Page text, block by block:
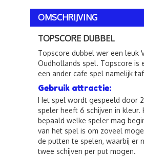
OMSCHRIJVING
TOPSCORE DUBBEL
Topscore dubbel wer een leuk
Oudhollands spel. Topscore is
een ander cafe spel namelijk
Gebruik attractie:
Het spel wordt gespeeld door
speler heeft 6 schijven in kleur.
bepaald welke speler mag
van het spel is om zoveel
de putten te spelen, waarbij er
twee schijven per put mogen.